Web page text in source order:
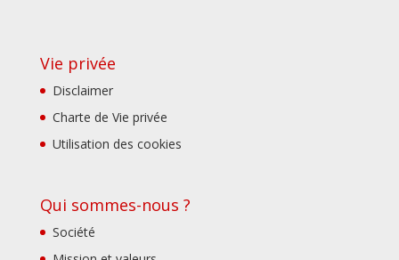
Vie privée
Disclaimer
Charte de Vie privée
Utilisation des cookies
Qui sommes-nous ?
Société